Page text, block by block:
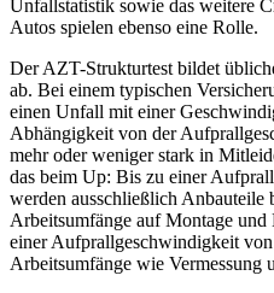
Unfallstatistik sowie das weitere
Autos spielen ebenso eine Rolle.
Der AZT-Strukturtest bildet
ab. Bei einem typischen
einen Unfall mit einer
Abhängigkeit von der
mehr oder weniger stark in
das beim Up: Bis zu einer
werden ausschließlich Anbauteile
Arbeitsumfänge auf Montage
einer Aufprallgeschwindigkeit
Arbeitsumfänge wie Vermessung